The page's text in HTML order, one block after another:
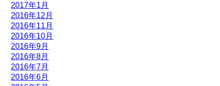
2017年1月
2016年12月
2016年11月
2016年10月
2016年9月
2016年8月
2016年7月
2016年6月